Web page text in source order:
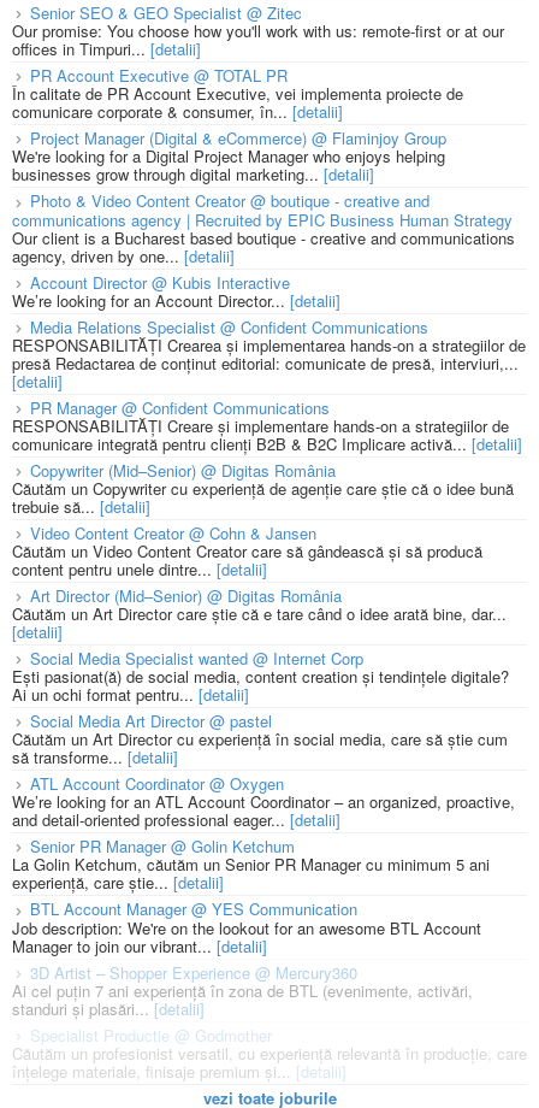
Senior SEO & GEO Specialist @ Zitec
Our promise: You choose how you'll work with us: remote-first or at our
offices in Timpuri... [detalii]
PR Account Executive @ TOTAL PR
În calitate de PR Account Executive, vei implementa proiecte de
comunicare corporate & consumer, în... [detalii]
Project Manager (Digital & eCommerce) @ Flaminjoy Group
We're looking for a Digital Project Manager who enjoys helping
businesses grow through digital marketing... [detalii]
Photo & Video Content Creator @ boutique - creative and
communications agency | Recruited by EPIC Business Human Strategy
Our client is a Bucharest based boutique - creative and communications
agency, driven by one... [detalii]
Account Director @ Kubis Interactive
We’re looking for an Account Director... [detalii]
Media Relations Specialist @ Confident Communications
RESPONSABILITĂȚI Crearea și implementarea hands-on a strategiilor de
presă Redactarea de conținut editorial: comunicate de presă, interviuri,...
[detalii]
PR Manager @ Confident Communications
RESPONSABILITĂȚI Creare și implementare hands-on a strategiilor de
comunicare integrată pentru clienți B2B & B2C Implicare activă... [detalii]
Copywriter (Mid–Senior) @ Digitas România
Căutăm un Copywriter cu experiență de agenție care știe că o idee bună
trebuie să... [detalii]
Video Content Creator @ Cohn & Jansen
Căutăm un Video Content Creator care să gândească și să producă
content pentru unele dintre... [detalii]
Art Director (Mid–Senior) @ Digitas România
Căutăm un Art Director care știe că e tare când o idee arată bine, dar...
[detalii]
Social Media Specialist wanted @ Internet Corp
Ești pasionat(ă) de social media, content creation și tendințele digitale?
Ai un ochi format pentru... [detalii]
Social Media Art Director @ pastel
Căutăm un Art Director cu experiență în social media, care să știe cum
să transforme... [detalii]
ATL Account Coordinator @ Oxygen
We’re looking for an ATL Account Coordinator – an organized, proactive,
and detail-oriented professional eager... [detalii]
Senior PR Manager @ Golin Ketchum
La Golin Ketchum, căutăm un Senior PR Manager cu minimum 5 ani
experiență, care știe... [detalii]
BTL Account Manager @ YES Communication
Job description: We're on the lookout for an awesome BTL Account
Manager to join our vibrant... [detalii]
3D Artist – Shopper Experience @ Mercury360
Ai cel puțin 7 ani experiență în zona de BTL (evenimente, activări,
standuri și plasări...[detalii]
Specialist Productie @ Godmother
Căutăm un profesionist versatil, cu experiență relevantă în producție, care
înțelege materiale, finisaje premium și... [detalii]
vezi toate joburile